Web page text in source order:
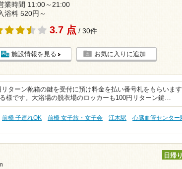
業時間 11:00～21:00
浴料 520円～
3.7 点 / 30件
施設情報を見る お気に入りに追加
ターン靴箱の鍵を受付に預け料金を払い番号札をもらいます
様です。大浴場の脱衣場のロッカーも100円リターン鍵…
前橋 子連れOK 前橋 女子旅・女子会 江木駅
心臓血管センター
日帰り